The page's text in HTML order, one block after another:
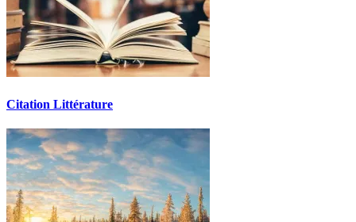
Citation Littérature